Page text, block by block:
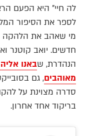
לה חיי" היא הפעם
לספר את הסיפור
מי שאהב את הלהקה
חדשים. יואב קוטנר
הנהדרת, שבאנו
מאוהבים, גם
סדרה מצוינת על
בריקוד אחד אחרון.